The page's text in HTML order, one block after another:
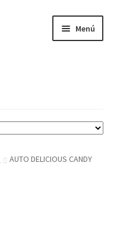
Menú
AUTO DELICIOUS CANDY